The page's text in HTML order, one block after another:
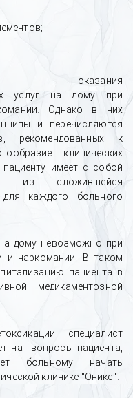
оказания
услуг на дому при
Однако в них
и перечисляются
рекомендованных к
клинических
имеет с собой
из сложившейся
для каждого больного
дому невозможно при
и наркомании. В таком
пациента в
медикаментозной
специалист
на вопросы пациента,
больному начать
клинике "Оникс".